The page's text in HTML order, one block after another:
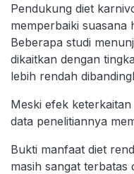
Pendukung diet
memperbaiki suasana
Beberapa studi
dikaitkan dengan
lebih rendah
Meski efek
data penelitiannya
Bukti manfaat diet
masih sangat terbatas